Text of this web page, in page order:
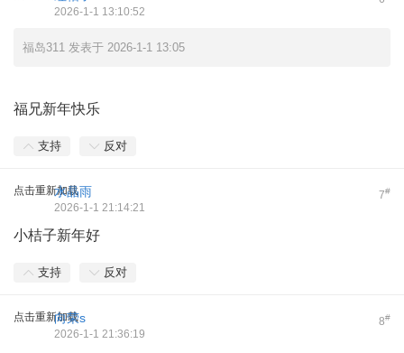
2026-1-1 13:10:52
福岛311 发表于 2026-1-1 13:05
福兄新年快乐
支持 反对
点击重新加载 7#
水晶雨
2026-1-1 21:14:21
小桔子新年好
支持 反对
点击重新加载 8#
向荣s
2026-1-1 21:36:19